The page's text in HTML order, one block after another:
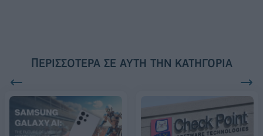
ΠΕΡΙΣΣΌΤΕΡΑ ΣΕ ΑΥΤΉ ΤΗΝ ΚΑΤΗΓΟΡΊΑ